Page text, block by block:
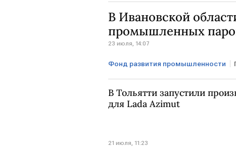
Удмуртия ФРП ЛиАЗ
В Ивановской
промышленных
23 июля, 14:07
Фонд развития промышленности
Ивановская область ФРП
В Тольятти запустили
для Lada Azimut
21 июля, 11:23